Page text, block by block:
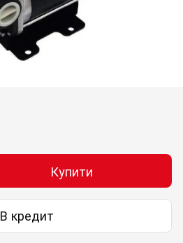
Купити
В кредит